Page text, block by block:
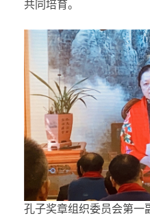
共同培育。
孔子奖章组织委员会第一